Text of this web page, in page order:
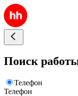
Поиск
Телефон
Телефон